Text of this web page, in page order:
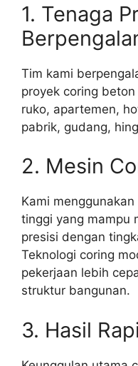
1. Tenaga
Tim kami
proyek coring
ruko, apartemen,
pabrik, gudang,
2. Mesin
Kami
tinggi yang mampu
presisi dengan
Teknologi coring
pekerjaan lebih
struktur bangunan.
3. Hasil